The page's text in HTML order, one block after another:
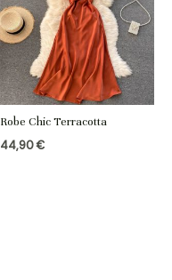
Robe Chic Terracotta
44,90€